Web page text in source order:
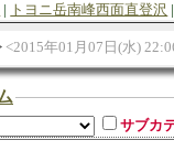
トヨニ岳南峰西面直登沢
2015年01月07日(水)
サブカ